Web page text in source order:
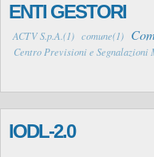
ENTI GESTORI
ACTV S.p.A.(1) comune(1)
Centro Previsioni e Segnalazioni
IODL-2.0